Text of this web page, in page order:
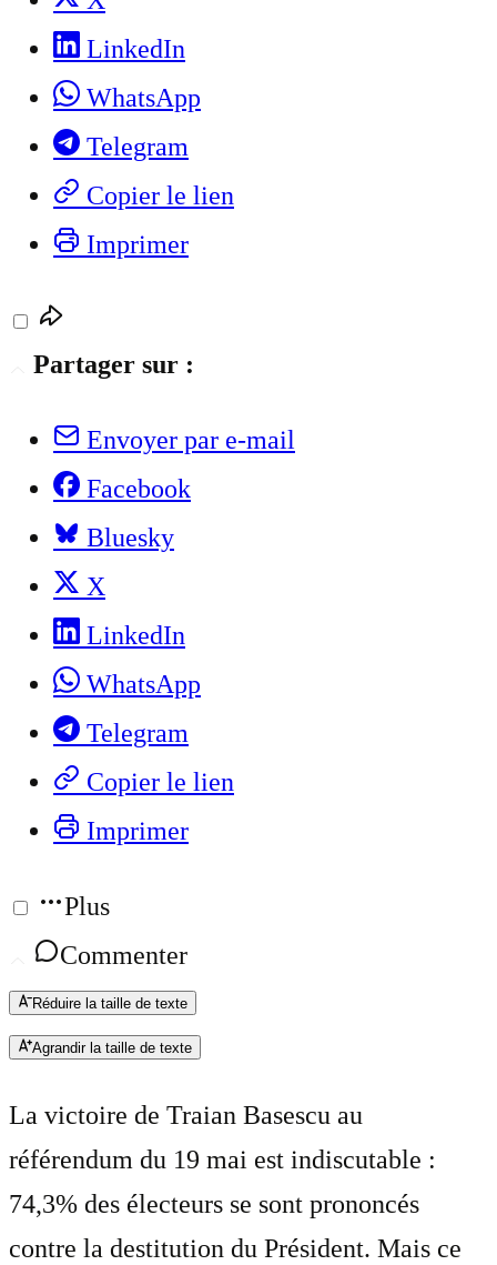
LinkedIn
WhatsApp
Telegram
Copier le lien
Imprimer
Partager sur :
Envoyer par e-mail
Facebook
Bluesky
X
LinkedIn
WhatsApp
Telegram
Copier le lien
Imprimer
Plus
Commenter
Réduire la taille de texte
Agrandir la taille de texte
La victoire de Traian Basescu au
référendum du 19 mai est indiscutable :
74,3% des électeurs se sont prononcés
contre la destitution du Président. Mais ce